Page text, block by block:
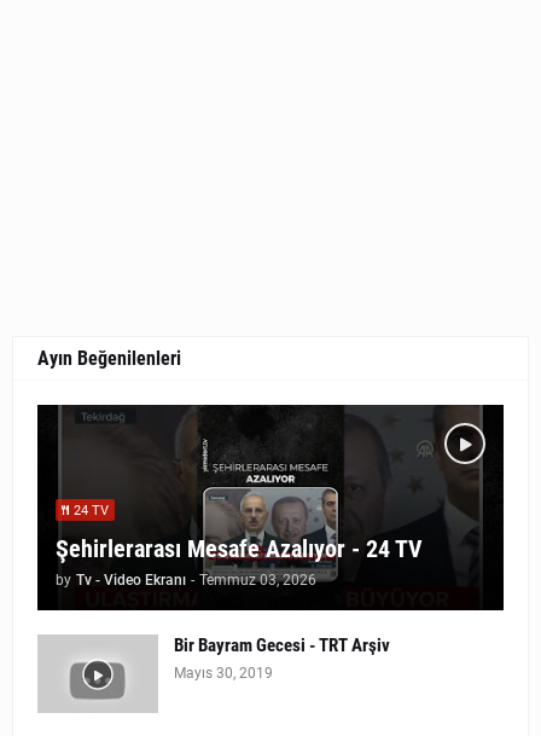
Ayın Beğenilenleri
24 TV
Şehirlerarası Mesafe Azalıyor - 24 TV
by Tv - Video Ekranı - Temmuz 03, 2026
Bir Bayram Gecesi - TRT Arşiv
Mayıs 30, 2019